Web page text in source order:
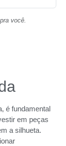
você.
é fundamental
em peças
a silhueta.